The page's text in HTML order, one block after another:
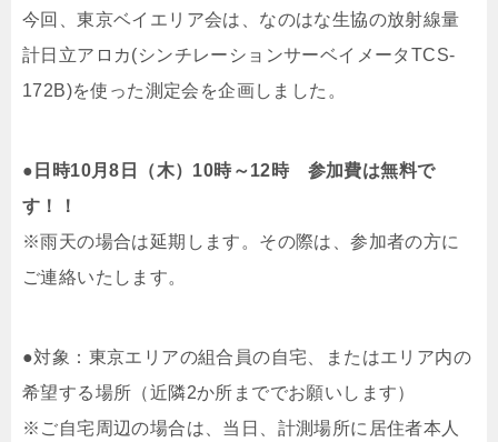
今回、東京ベイエリア会は、なのはな生協の放射線量
計日立アロカ(シンチレーションサーベイメータTCS-
172B)を使った測定会を企画しました。
●日時10月8日（木）10時～12時 参加費は無料で
す！！
※雨天の場合は延期します。その際は、参加者の方に
ご連絡いたします。
●対象：東京エリアの組合員の自宅、またはエリア内の
希望する場所（近隣2か所まででお願いします）
※ご自宅周辺の場合は、当日、計測場所に居住者本人